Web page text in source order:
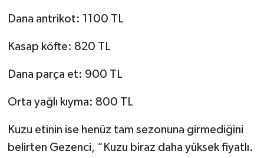
Dana antrikot: 1100 TL
Kasap köfte: 820 TL
Dana parça et: 900 TL
Orta yağlı kıyma: 800 TL
Kuzu etinin ise henüz tam sezonuna girmediğini
belirten Gezenci, “Kuzu biraz daha yüksek fiyatlı.